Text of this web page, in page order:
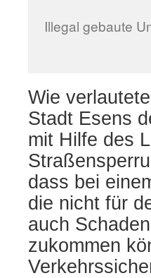
Illegal gebaute
Wie
Stadt Esens
mit Hilfe des
dass bei
die nicht für
auch
zukommen